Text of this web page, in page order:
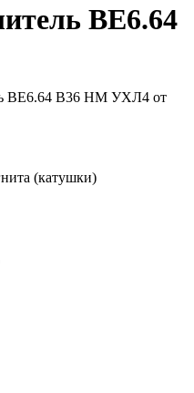
ВЕ6.64
(катушки)